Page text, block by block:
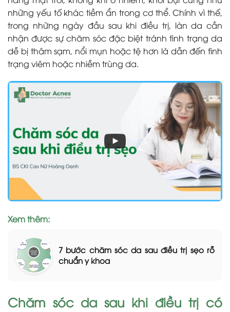
những yếu tố khác tiềm ẩn trong cơ thể. Chính vì thế,
trong những ngày đầu sau khi điều trị, làn da cần
nhận được sự chăm sóc đặc biệt tránh tình trạng da
dễ bị thâm sạm, nổi mụn hoặc tệ hơn là dẫn đến tình
trạng viêm hoặc nhiễm trùng da.
Xem thêm:
7 bước chăm sóc da sau điều trị sẹo rỗ
chuẩn y khoa
Chăm sóc da sau khi điều trị có